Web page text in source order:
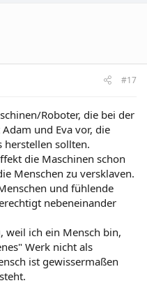
#17
Roboter, die bei der
und Eva vor, die
herstellen sollten.
die Maschinen schon
Menschen zu versklaven.
und fühlende
nebeneinander
weil ich ein Mensch bin,
Werk nicht als
ist gewissermaßen